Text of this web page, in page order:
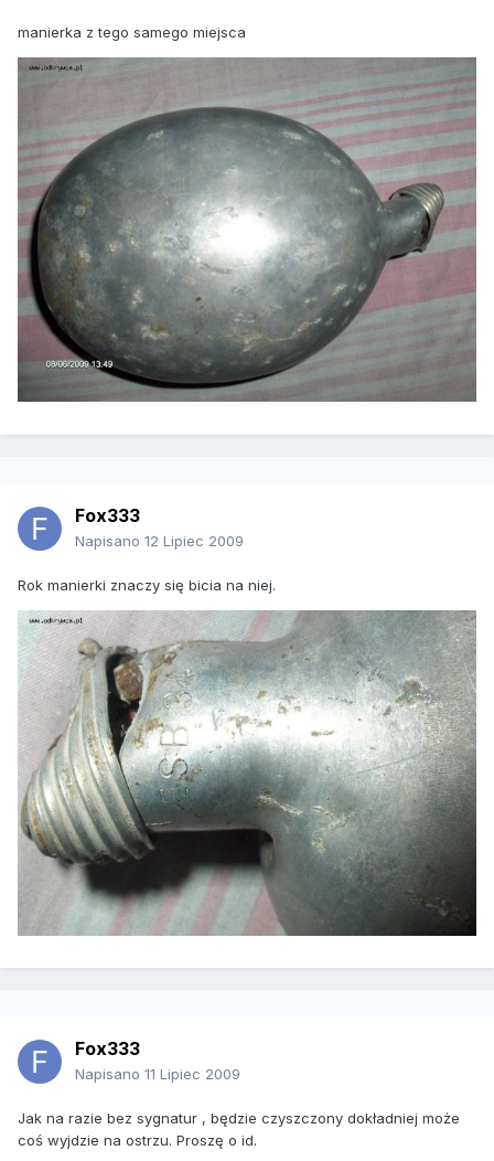
manierka z tego samego miejsca
Fox333
Napisano 12 Lipiec 2009
Rok manierki znaczy się bicia na niej.
Fox333
Napisano 11 Lipiec 2009
Jak na razie bez sygnatur , będzie czyszczony dokładniej może
coś wyjdzie na ostrzu. Proszę o id.